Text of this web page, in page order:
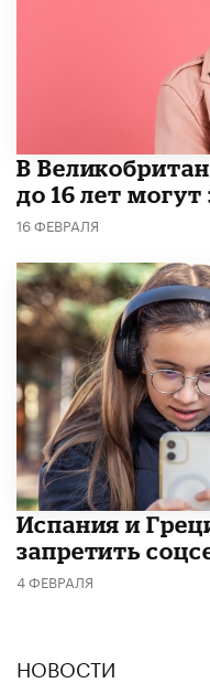
В
до 16 лет могут
16 ФЕВРАЛЯ
Испания и
запретить
4 ФЕВРАЛЯ
НОВОСТИ